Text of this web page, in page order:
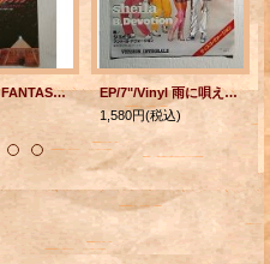
EP/7"/Vinyl FANTASY 宇宙のファンタジー RUNNIN' ランニン アース・ウィンド＆ファイヤー (1978) CBS/SONY
EP/7"/Vinyl 雨に唄えば/ 雨に唄えば(パートII） シェイラ アンド・B・デヴォーション (1977) Victor
1,580円(税込)